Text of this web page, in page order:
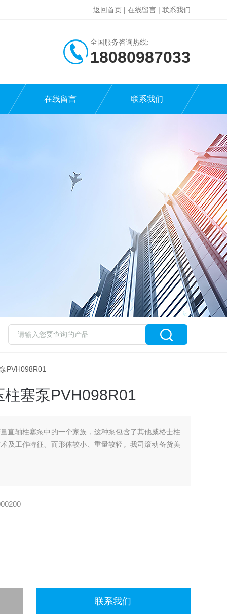
返回首页 | 在线留言 | 联系我们
全国服务咨询热线:
18080987033
在线留言 联系我们
PVH098R01
塞泵PVH098R01
直轴柱塞泵中的一个家族，这种泵包含了其他威格士柱
及工作特征、而形体较小、重量较轻。我司滚动备货美
联系我们